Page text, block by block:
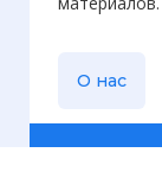
О нас